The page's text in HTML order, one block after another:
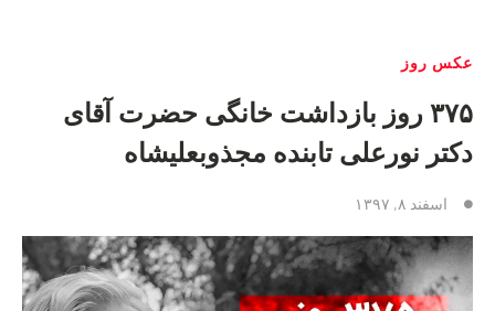
عکس روز
۳۷۵ روز بازداشت خانگی حضرت آقای
دکتر نورعلی تابنده مجذوبعلیشاه
اسفند ۸, ۱۳۹۷